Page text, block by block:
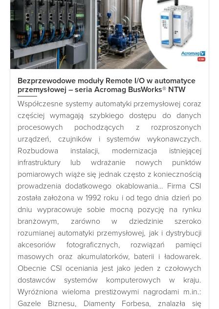
Bezprzewodowe moduły Remote I/O w automatyce
przemysłowej – seria Acromag BusWorks® NTW
Współczesne systemy automatyki przemysłowej coraz
częściej wymagają szybkiego dostępu do danych
procesowych pochodzących z rozproszonych
urządzeń, czujników i systemów wykonawczych.
Rozbudowa instalacji, modernizacja istniejącej
infrastruktury lub wdrażanie nowych punktów
pomiarowych wiąże się jednak często z koniecznością
prowadzenia dodatkowego okablowania… Firma CSI
została założona w 1992 roku i od tego dnia dzień po
dniu wypracowuje sobie mocną pozycję na rynku
branżowym, zarówno w dziedzinie szeroko
rozumianej automatyki przemysłowej, jak i dystrybucji
akcesoriów fotograficznych, rozwiązań pamięci
masowych oraz akumulatorków, baterii i ładowarek.
Obecnie CSI oceniania jest jako jeden z czołowych
dostawców systemów komputerowych w kraju.
Wyróżniona wieloma prestiżowymi nagrodami m.in.:
Gazele Biznesu, Diamenty Forbesa, znalazła się